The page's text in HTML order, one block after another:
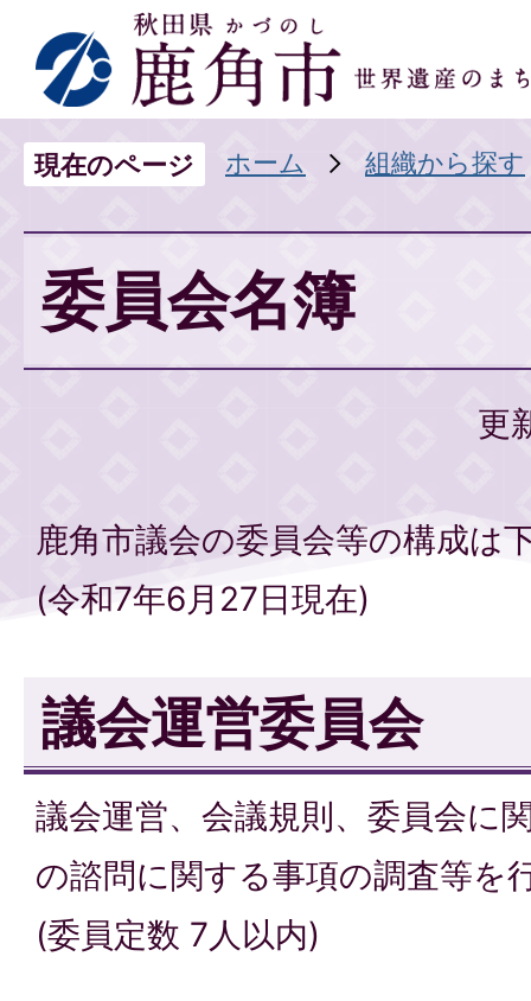
現在のページ ホーム 組織から探す
委員会名簿
更
鹿角市議会の委員会等の構成は
(令和7年6月27日現在)
議会運営委員会
議会運営、会議規則、委員会に
の諮問に関する事項の調査等を
(委員定数 7人以内)